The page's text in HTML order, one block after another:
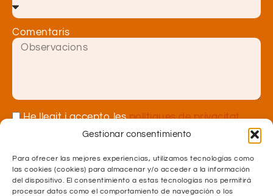
Gestionar consentimiento
Para ofrecer las mejores experiencias, utilizamos tecnologías como
las cookies (cookies) para almacenar y/o acceder a la información
del dispositivo. El consentimiento a estas tecnologías nos permitirá
procesar datos como el comportamiento de navegación o los
Comentaris
He llegit i accepto lespolítiques de privacitat.